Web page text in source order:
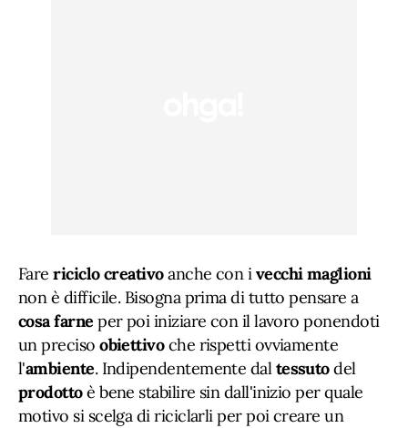
Farericiclo creativoanche con ivecchi maglioni
non è difficile. Bisogna prima di tutto pensare a
cosa farne per poi iniziare con il lavoro ponendoti
un precisoobiettivoche rispetti ovviamente
l'ambiente. Indipendentemente daltessutodel
prodottoè bene stabilire sin dall'inizio per quale
motivo si scelga di riciclarli per poi creare un